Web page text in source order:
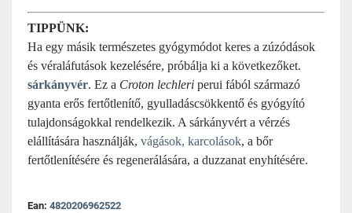
TIPPÜNK:
Ha egy másik természetes gyógymódot keres a zúzódások
és véraláfutások kezelésére, próbálja ki a következőket.
sárkányvér. Ez a Croton lechleri perui fából származó
gyanta erős fertőtlenítő, gyulladáscsökkentő és gyógyító
tulajdonságokkal rendelkezik. A sárkányvért a vérzés
elállítására használják, vágások, karcolások, a bőr
fertőtlenítésére és regenerálására, a duzzanat enyhítésére.
Ean: 4820206962522